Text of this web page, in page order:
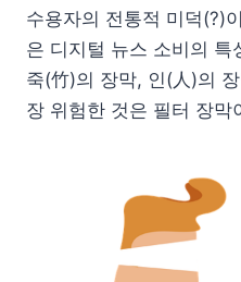
수용자의 전통적 미덕(?)
은 디지털 뉴스 소비의 특
죽(竹)의 장막, 인(人)의
장 위험한 것은 필터 장막